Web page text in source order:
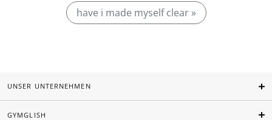
have i made myself clear »
UNSER UNTERNEHMEN
GYMGLISH